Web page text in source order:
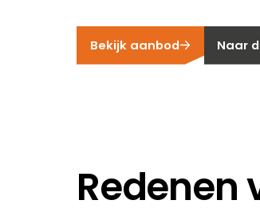
Bekijk aanbod Naar
Redenen